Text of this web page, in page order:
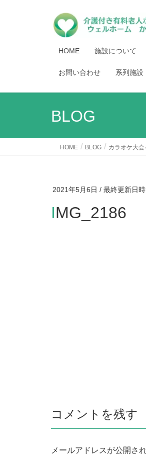
HOME 施設について
お問い合わせ 系列施設
BLOG
HOME BLOG カラオケ大会
2021年5月6日 / 最終更新日
IMG_2186
コメントを残す
メールアドレスが公開さ